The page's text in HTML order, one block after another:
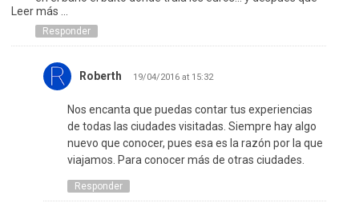
comí lo noté. Con taquicardias y demás volví al baño… y
allí estaba mi ansiado buuultoo!!! Al salir, un vigilante me
sonrió comprensivo. Aquella expresión no la olvidaré
jamás!!!
Vayan por Frankfort del Meno y disfruten de la ciudad y
Leer más ...
Responder
Roberth 19/04/2016 at 15:32
Nos encanta que puedas contar tus experiencias
de todas las ciudades visitadas. Siempre hay algo
nuevo que conocer, pues esa es la razón por la que
viajamos. Para conocer más de otras ciudades.
Responder